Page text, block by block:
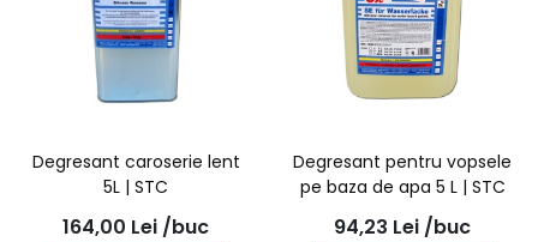
Degresant caroserie lent
5L | STC
164,00 Lei /buc
Degresant pentru vopsele
pe baza de apa 5 L | STC
94,23 Lei /buc